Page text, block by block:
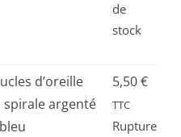
de
stock
d’oreille
spirale argenté
5,50€
TTC
Rupture